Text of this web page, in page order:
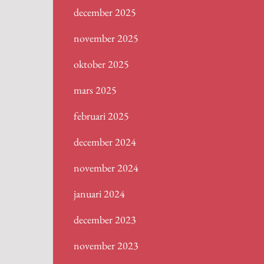
december 2025
november 2025
oktober 2025
mars 2025
februari 2025
december 2024
november 2024
januari 2024
december 2023
november 2023